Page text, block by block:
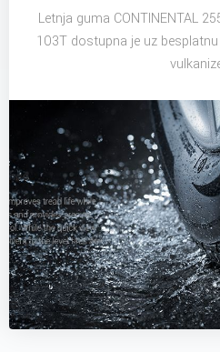
Letnja guma CONTINENTAL
103T dostupna je uz